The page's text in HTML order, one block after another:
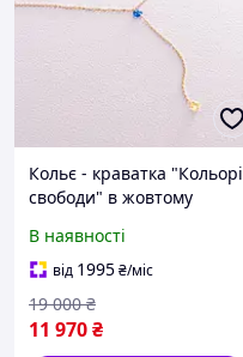
Кольє - краватка "Кольорі
свободи" в жовтому
В наявності
від 1995₴/міс
11 970₴
19 000 ₴